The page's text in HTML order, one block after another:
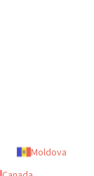
Moldova